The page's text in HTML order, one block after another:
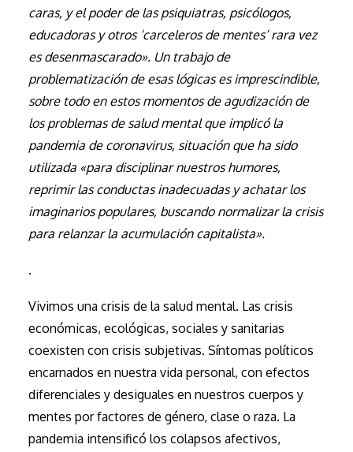
caras, y el poder de las psiquiatras, psicólogos,
educadoras y otros ‘carceleros de mentes’ rara vez
es desenmascarado». Un trabajo de
problematización de esas lógicas es imprescindible,
sobre todo en estos momentos de agudización de
los problemas de salud mental que implicó la
pandemia de coronavirus, situación que ha sido
utilizada «para disciplinar nuestros humores,
reprimir las conductas inadecuadas y achatar los
imaginarios populares, buscando normalizar la crisis
para relanzar la acumulación capitalista».
.
Vivimos una crisis de la salud mental. Las crisis
económicas, ecológicas, sociales y sanitarias
coexisten con crisis subjetivas. Síntomas políticos
encarnados en nuestra vida personal, con efectos
diferenciales y desiguales en nuestros cuerpos y
mentes por factores de género, clase o raza. La
pandemia intensificó los colapsos afectivos,